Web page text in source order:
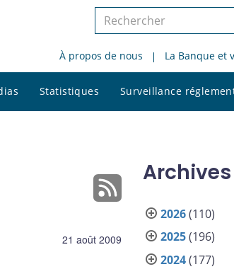
Rechercher
le
site
À propos de nous La Banque et
Statistiques Surveillance
21 août 2009
Archives
2026(110)
2025(196)
2024(177)